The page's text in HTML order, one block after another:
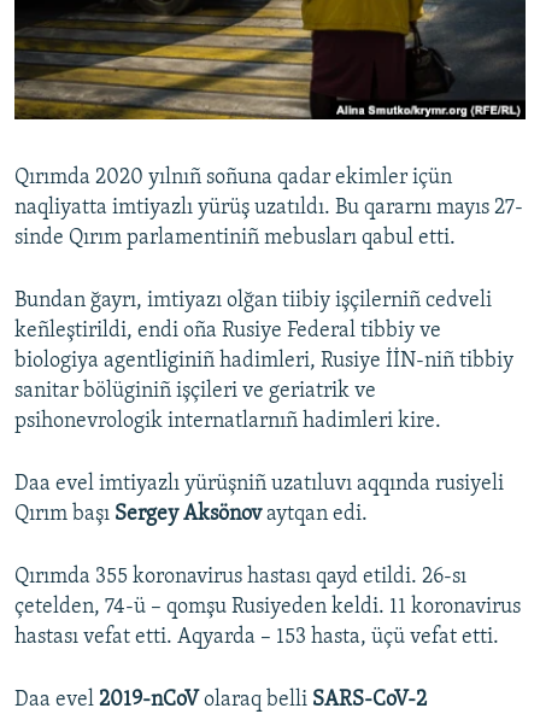
Русский
Українською
Qırımda 2020 yılnıñ soñuna qadar ekimler içün
naqliyatta imtiyazlı yürüş uzatıldı. Bu qararnı mayıs 27-
sinde Qırım parlamentiniñ mebusları qabul etti.
Bundan ğayrı, imtiyazı olğan tiibiy işçilerniñ cedveli
keñleştirildi, endi oña Rusiye Federal tibbiy ve
biologiya agentliginiñ hadimleri, Rusiye İİN-niñ tibbiy
sanitar bölüginiñ işçileri ve geriatrik ve
psihonevrologik internatlarnıñ hadimleri kire.
Daa evel imtiyazlı yürüşniñ uzatıluvı aqqında rusiyeli
Qırım başı Sergey Aksönovaytqan edi.
Qırımda 355 koronavirus hastası qayd etildi. 26-sı
çetelden, 74-ü – qomşu Rusiyeden keldi. 11 koronavirus
hastası vefat etti. Aqyarda – 153 hasta, üçü vefat etti.
Daa evel 2019-nCoV olaraq belli SARS-CoV-2